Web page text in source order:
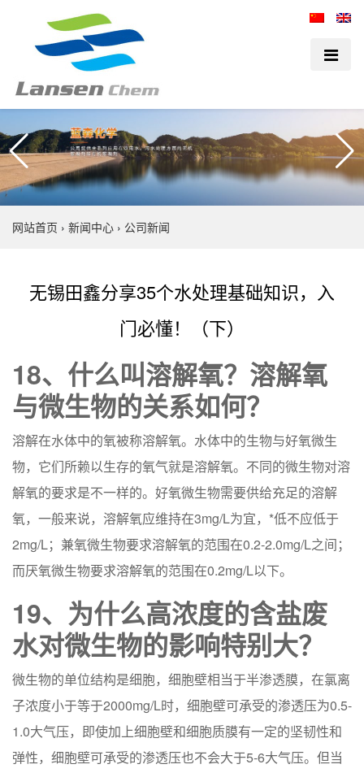
网站首页 › 新闻中心 › 公司新闻
无锡田鑫分享35个水处理基础知识，入
门必懂！（下）
18、什么叫溶解氧？ 溶解氧
与微生物的关系如何？
溶解在水体中的氧被称溶解氧。水体中的生物与好氧微生
物，它们所赖以生存的氧气就是溶解氧。不同的微生物对溶
解氧的要求是不一样的。好氧微生物需要供给充足的溶解
氧，一般来说，溶解氧应维持在3mg/L为宜，*低不应低于
2mg/L；兼氧微生物要求溶解氧的范围在0.2-2.0mg/L之间；
而厌氧微生物要求溶解氧的范围在0.2mg/L以下。
19、为什么高浓度的含盐废
水对微生物的影响特别大？
微生物的单位结构是细胞，细胞壁相当于半渗透膜，在氯离
子浓度小于等于2000mg/L时，细胞壁可承受的渗透压为0.5-
1.0大气压，即使加上细胞壁和细胞质膜有一定的坚韧性和
弹性，细胞壁可承受的渗透压也不会大于5-6大气压。但当